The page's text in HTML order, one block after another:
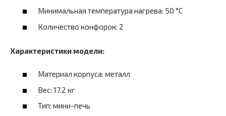
Минимальная температура нагрева: 50 °C
Количество конфорок: 2
Характеристики модели:
Материал корпуса: металл
Вес: 17.2 кг
Тип: мини-печь